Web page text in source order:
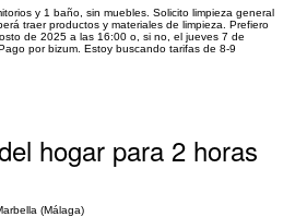
y 1 baño, sin muebles. Solicito limpieza general
traer productos y materiales de limpieza. Prefiero
de 2025 a las 16:00 o, si no, el jueves 7 de
por bizum. Estoy buscando tarifas de 8-9
hogar para 2 horas
(Málaga)